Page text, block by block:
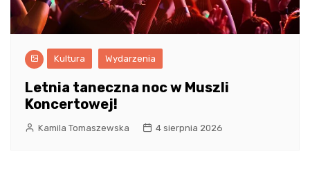
Kultura Wydarzenia
Letnia taneczna noc w Muszli
Koncertowej!
Kamila Tomaszewska 4 sierpnia 2026